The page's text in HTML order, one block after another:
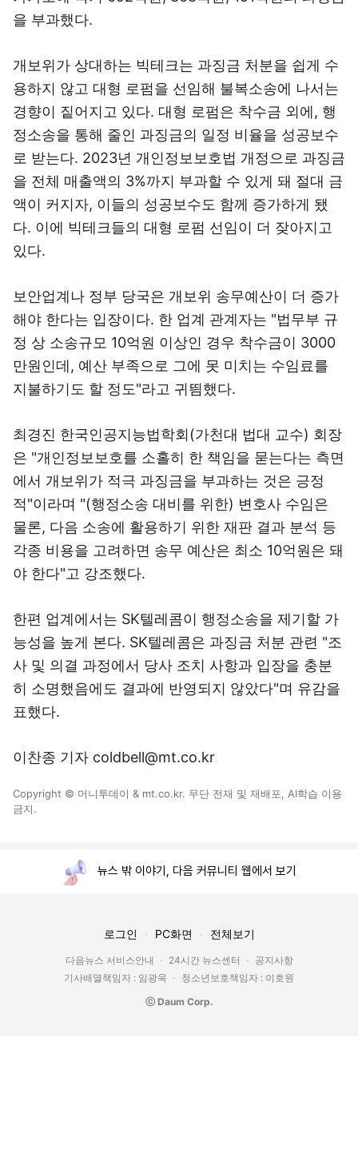
을 부과했다.
개보위가 상대하는 빅테크는 과징금 처분을 쉽게 수
용하지 않고 대형 로펌을 선임해 불복소송에 나서는
경향이 짙어지고 있다. 대형 로펌은 착수금 외에, 행
정소송을 통해 줄인 과징금의 일정 비율을 성공보수
로 받는다. 2023년 개인정보보호법 개정으로 과징금
을 전체 매출액의 3%까지 부과할 수 있게 돼 절대 금
액이 커지자, 이들의 성공보수도 함께 증가하게 됐
다. 이에 빅테크들의 대형 로펌 선임이 더 잦아지고
있다.
보안업계나 정부 당국은 개보위 송무예산이 더 증가
해야 한다는 입장이다. 한 업계 관계자는 "법무부 규
정 상 소송규모 10억원 이상인 경우 착수금이 3000
만원인데, 예산 부족으로 그에 못 미치는 수임료를
지불하기도 할 정도"라고 귀띔했다.
최경진 한국인공지능법학회(가천대 법대 교수) 회장
은 "개인정보보호를 소홀히 한 책임을 묻는다는 측면
에서 개보위가 적극 과징금을 부과하는 것은 긍정
적"이라며 "(행정소송 대비를 위한) 변호사 수임은
물론, 다음 소송에 활용하기 위한 재판 결과 분석 등
각종 비용을 고려하면 송무 예산은 최소 10억원은 돼
야 한다"고 강조했다.
한편 업계에서는 SK텔레콤이 행정소송을 제기할 가
능성을 높게 본다. SK텔레콤은 과징금 처분 관련 "조
사 및 의결 과정에서 당사 조치 사항과 입장을 충분
히 소명했음에도 결과에 반영되지 않았다"며 유감을
표했다.
이찬종 기자 coldbell@mt.co.kr
Copyright © 머니투데이 & mt.co.kr. 무단 전재 및 재배포, AI학습 이용
금지.
뉴스 밖 이야기, 다음 커뮤니티 웹에서 보기
로그인 PC화면 전체보기
다음뉴스 서비스안내 24시간 뉴스센터
공지사항
기사배열책임자 : 임광욱
청소년보호책임자 : 이호원
ⓒ Daum Corp.